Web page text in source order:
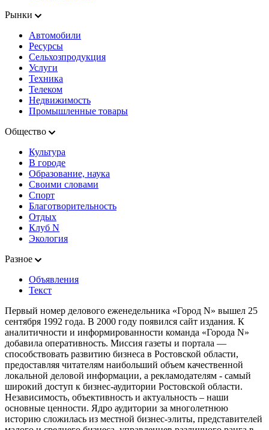
Рынки
Автомобили
Ресурсы
Сельхозпродукция
Услуги
Техника
Телеком
Недвижимость
Промышленные товары
Общество
Культура
В городе
Образование, наука
Своими словами
Спорт
Благотворительность
Отдых
Клуб N
Экология
Разное
Объявления
Текст
Первый номер делового еженедельника «Город N» вышел 25
сентября 1992 года. В 2000 году появился сайт издания. К
аналитичности и информированности команда «Города N»
добавила оперативность. Миссия газеты и портала —
способствовать развитию бизнеса в Ростовской области,
предоставляя читателям наибольший объем качественной
локальной деловой информации, а рекламодателям - самый
широкий доступ к бизнес-аудитории Ростовской области.
Независимость, объективность и актуальность – наши
основные ценности. Ядро аудитории за многолетнюю
историю сложилась из местной бизнес-элиты, представителей